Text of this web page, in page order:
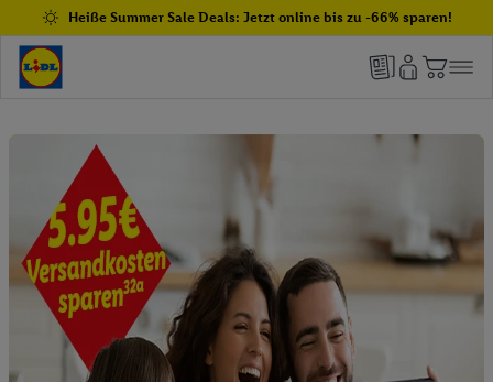
Heiße Summer Sale Deals: Jetzt online bis zu -66% sparen!